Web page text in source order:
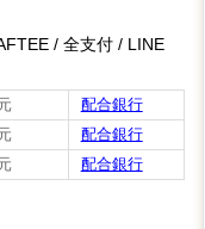
/ 全支付 / LINE
配合銀行
配合銀行
配合銀行